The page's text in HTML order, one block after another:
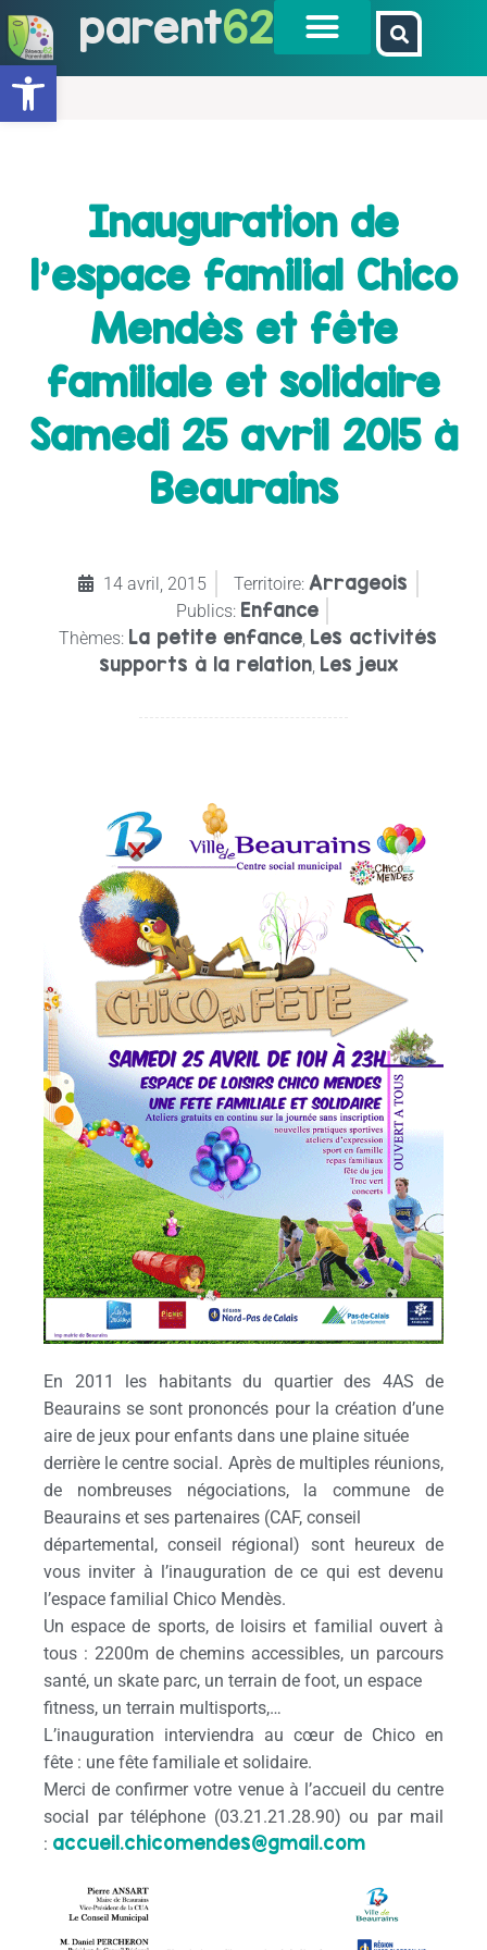
Ouvrir la barre d’outils
parent62
Inauguration de
l’espace familial Chico
Mendès et fête
familiale et solidaire
Samedi 25 avril 2015 à
Beaurains
14 avril, 2015 Territoire: Arrageois
Publics: Enfance
Thèmes: La petite enfance Les activités
supports à la relation, Les jeux
En 2011 les habitants du quartier des 4AS de
Beaurains se sont prononcés pour la création d’une
aire de jeux pour enfants dans une plaine située
derrière le centre social. Après de multiples réunions,
de nombreuses négociations, la commune de
Beaurains et ses partenaires (CAF, conseil
départemental, conseil régional) sont heureux de
vous inviter à l’inauguration de ce qui est devenu
l’espace familial Chico Mendès.
Un espace de sports, de loisirs et familial ouvert à
tous : 2200m de chemins accessibles, un parcours
santé, un skate parc, un terrain de foot, un espace
fitness, un terrain multisports,…
L’inauguration interviendra au cœur de Chico en
fête : une fête familiale et solidaire.
Merci de confirmer votre venue à l’accueil du centre
social par téléphone (03.21.21.28.90) ou par mail
: accueil.chicomendes@gmail.com